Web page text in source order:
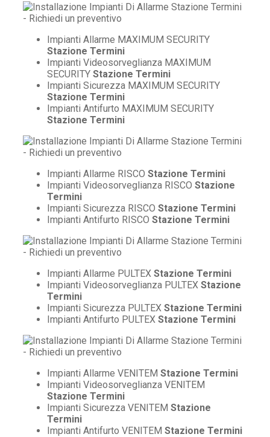
Impianti Allarme MAXIMUM SECURITY
Stazione Termini
Impianti Videosorveglianza MAXIMUM
SECURITY Stazione Termini
Impianti Sicurezza MAXIMUM SECURITY
Stazione Termini
Impianti Antifurto MAXIMUM SECURITY
Stazione Termini
Impianti Allarme RISCO Stazione Termini
Impianti Videosorveglianza RISCO Stazione
Termini
Impianti Sicurezza RISCO Stazione Termini
Impianti Antifurto RISCO Stazione Termini
Impianti Allarme PULTEX Stazione Termini
Impianti Videosorveglianza PULTEX Stazione
Termini
Impianti Sicurezza PULTEX Stazione Termini
Impianti Antifurto PULTEX Stazione Termini
Impianti Allarme VENITEM Stazione Termini
Impianti Videosorveglianza VENITEM
Stazione Termini
Impianti Sicurezza VENITEM Stazione
Termini
Impianti Antifurto VENITEM Stazione Termini